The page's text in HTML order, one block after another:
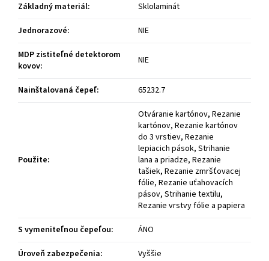
Základný materiál:
Sklolaminát
Jednorazové:
NIE
MDP zistiteľné detektorom
kovov: NIE
Nainštalovaná čepeľ: 65232.7
Použite:
Otváranie kartónov, Rezanie
kartónov, Rezanie kartónov
do 3 vrstiev, Rezanie
lepiacich pások, Strihanie
lana a priadze, Rezanie
tašiek, Rezanie zmršťovacej
fólie, Rezanie uťahovacích
pásov, Strihanie textilu,
Rezanie vrstvy fólie a papiera
S vymeniteľnou čepeľou:
ÁNO
Úroveň zabezpečenia: Vyššie